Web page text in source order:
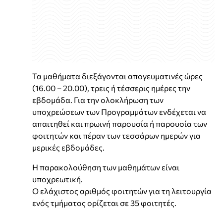
Τα μαθήματα διεξάγονται απογευματινές ώρες
(16.00 – 20.00), τρεις ή τέσσερις ημέρες την
εβδομάδα. Για την ολοκλήρωση των
υποχρεώσεων των Προγραμμάτων ενδέχεται να
απαιτηθεί και πρωινή παρουσία ή παρουσία των
φοιτητών και πέραν των τεσσάρων ημερών για
μερικές εβδομάδες.
Η παρακολούθηση των μαθημάτων είναι
υποχρεωτική.
Ο ελάχιστος αριθμός φοιτητών για τη λειτουργία
ενός τμήματος ορίζεται σε 35 φοιτητές.